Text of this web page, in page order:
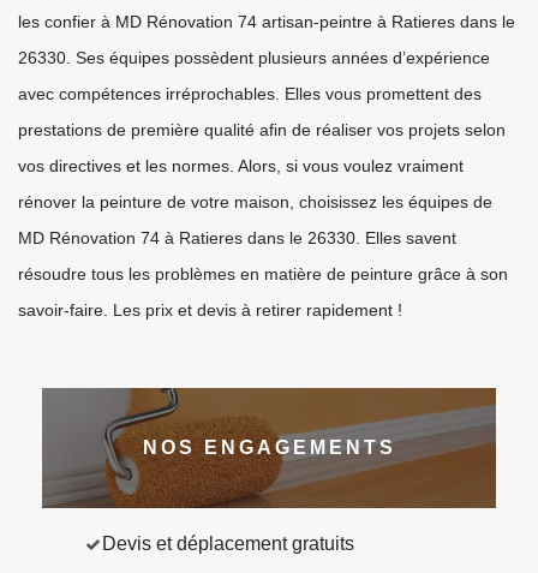
les confier à MD Rénovation 74 artisan-peintre à Ratieres dans le
26330. Ses équipes possèdent plusieurs années d’expérience
avec compétences irréprochables. Elles vous promettent des
prestations de première qualité afin de réaliser vos projets selon
vos directives et les normes. Alors, si vous voulez vraiment
rénover la peinture de votre maison, choisissez les équipes de
MD Rénovation 74 à Ratieres dans le 26330. Elles savent
résoudre tous les problèmes en matière de peinture grâce à son
savoir-faire. Les prix et devis à retirer rapidement !
NOS ENGAGEMENTS
Devis et déplacement gratuits